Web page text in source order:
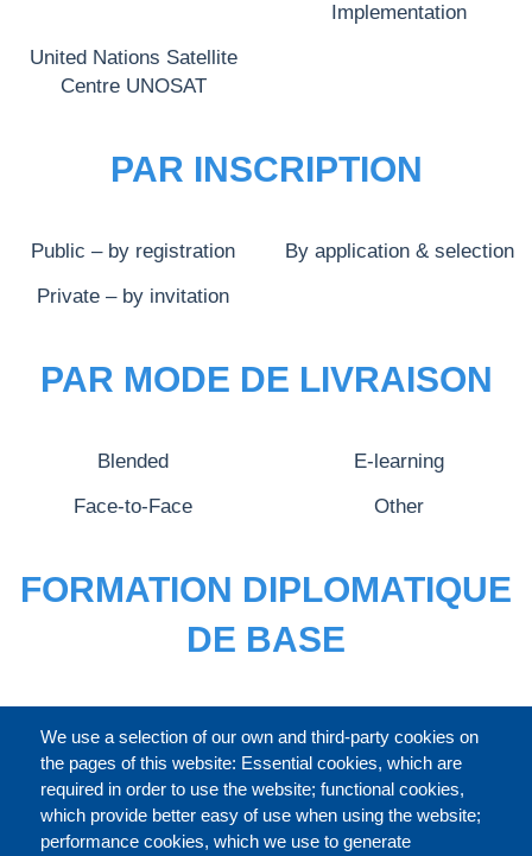
We use a selection of our own and third-party cookies on
the pages of this website: Essential cookies, which are
required in order to use the website; functional cookies,
which provide better easy of use when using the website;
performance cookies, which we use to generate
Implementation
United Nations Satellite
Centre UNOSAT
PAR INSCRIPTION
Public – by registration By application & selection
Private – by invitation
PAR MODE DE LIVRAISON
Blended E-learning
Face-to-Face Other
FORMATION DIPLOMATIQUE
DE BASE
CATALOGUE ENTIER
À PROPOS